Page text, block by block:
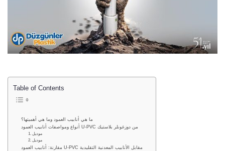
Table of Contents
ما هي أنابيب العمود وما هي أهميتها؟
أنواع ومواصفات أنابيب العمود U-PVC من دوزغونلر بلاستيك
1. موديل
2. موديل
مقارنة: أنابيب العمود U-PVC مقابل الأنابيب المعدنية التقليدية